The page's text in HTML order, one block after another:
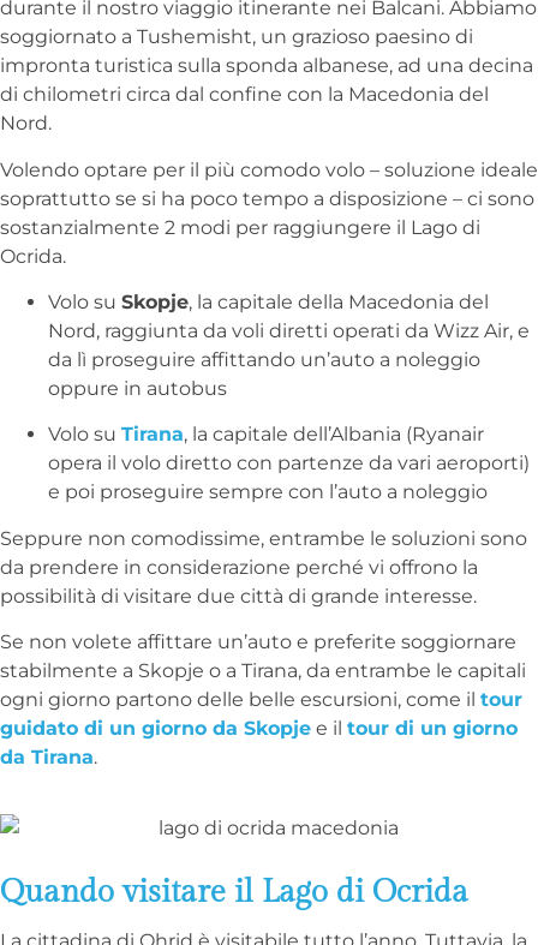
durante il nostro viaggio itinerante nei Balcani. Abbiamo
soggiornato a Tushemisht, un grazioso paesino di
impronta turistica sulla sponda albanese, ad una decina
di chilometri circa dal confine con la Macedonia del
Nord.
Volendo optare per il più comodo volo – soluzione ideale
soprattutto se si ha poco tempo a disposizione – ci sono
sostanzialmente 2 modi per raggiungere il Lago di
Ocrida.
Volo su Skopje, la capitale della Macedonia del
Nord, raggiunta da voli diretti operati da Wizz Air, e
da lì proseguire affittando un’auto a noleggio
oppure in autobus
Volo su Tirana, la capitale dell’Albania (Ryanair
opera il volo diretto con partenze da vari aeroporti)
e poi proseguire sempre con l’auto a noleggio
Seppure non comodissime, entrambe le soluzioni sono
da prendere in considerazione perché vi offrono la
possibilità di visitare due città di grande interesse.
Se non volete affittare un’auto e preferite soggiornare
stabilmente a Skopje o a Tirana, da entrambe le capitali
ogni giorno partono delle belle escursioni, come il tour
guidato di un giorno da Skopje e il tour di un giorno
da Tirana.
Quando visitare il Lago di Ocrida